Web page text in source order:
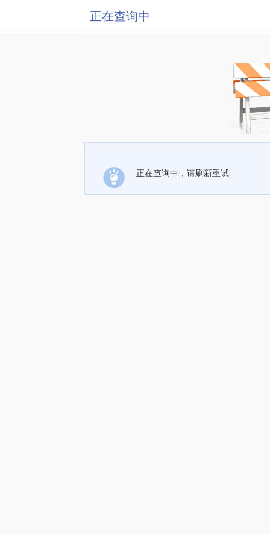
正在查询中
正在查询中，请刷新重试